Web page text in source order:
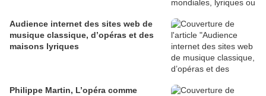
Audience internet des sites web de
musique classique, d’opéras et des
maisons lyriques
Philippe Martin, L’opéra comme